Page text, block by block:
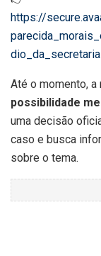
https://
Até o momento,
possibilidade
uma decisão
caso e busca
sobre o tema.